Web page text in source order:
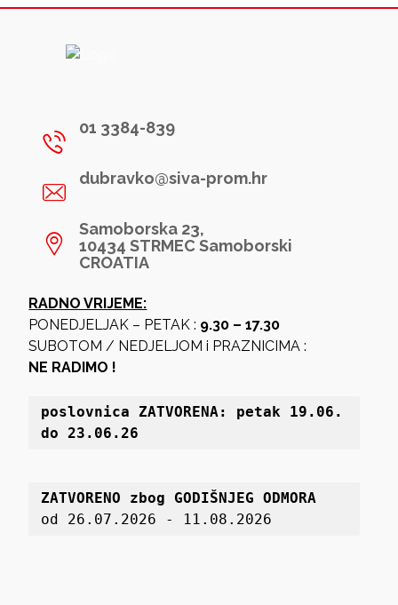
01 3384-839
dubravko@siva-prom.hr
Samoborska 23,
10434 STRMEC Samoborski
CROATIA
RADNO VRIJEME:
PONEDJELJAK – PETAK : 9.30 – 17.30
SUBOTOM / NEDJELJOM i PRAZNICIMA :
NE RADIMO !
poslovnica ZATVORENA: petak 19 .06.
do 23.06.26
ZATVORENO zbog GODIŠNJEG ODMORA
od 26.07.2026 - 11.08.2026